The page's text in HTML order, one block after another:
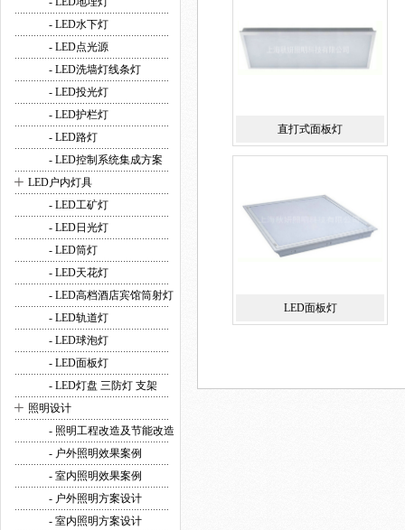
- LED水下灯
- LED点光源
- LED洗墙灯线条灯
- LED投光灯
- LED护栏灯
- LED路灯
- LED控制系统集成方案
+ LED户内灯具
- LED工矿灯
- LED日光灯
- LED筒灯
- LED天花灯
- LED高档酒店宾馆筒射灯
- LED轨道灯
- LED球泡灯
- LED面板灯
- LED灯盘 三防灯 支架
+ 照明设计
- 照明工程改造及节能改造
- 户外照明效果案例
- 室内照明效果案例
- 户外照明方案设计
- 室内照明方案设计
直打式面板灯
LED面板灯